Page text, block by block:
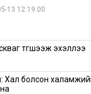
13 12:19:00
түгшээж эхэллээ
Хал болсон